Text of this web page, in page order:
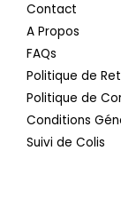
Contact
A Propos
FAQs
Politique de
Politique de
Conditions
Suivi de Colis